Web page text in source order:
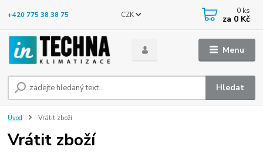
Menu
CZK
Hledat
+420 775 38 38 75 0 ks
za 0 Kč
Úvod Vrátit zboží
Vrátit zboží